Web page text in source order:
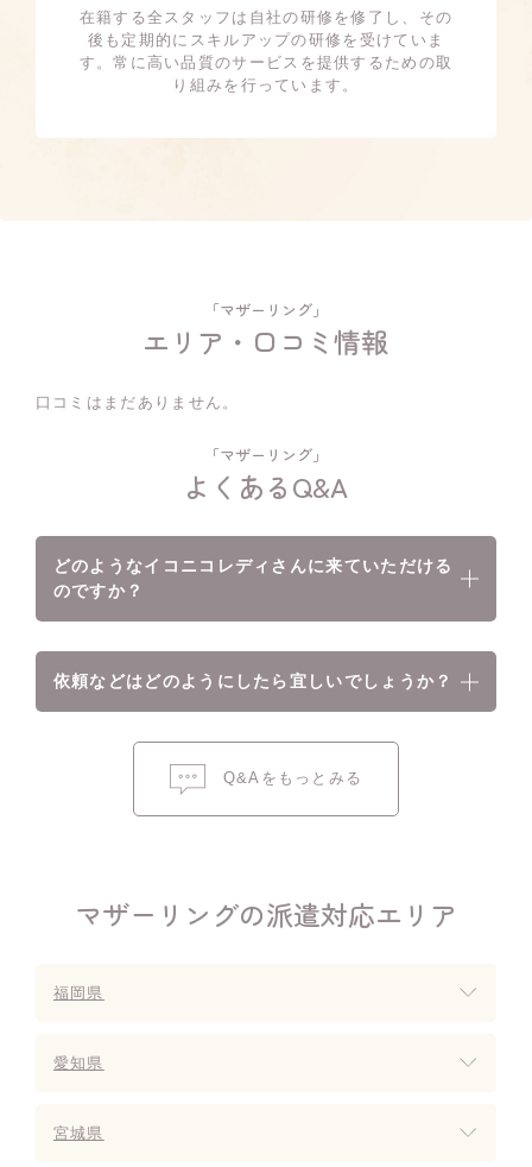
在籍する全スタッフは自社の研修を修了し、その
後も定期的にスキルアップの研修を受けていま
す。常に高い品質のサービスを提供するための取
り組みを行っています。
「マザーリング」
エリア・口コミ情報
口コミはまだありません。
「マザーリング」
よくあるQ&A
どのようなイコニコレディさんに来ていただける
のですか？
依頼などはどのようにしたら宜しいでしょうか？
Q&Aをもっとみる
マザーリングの派遣対応エリア
福岡県
愛知県
宮城県